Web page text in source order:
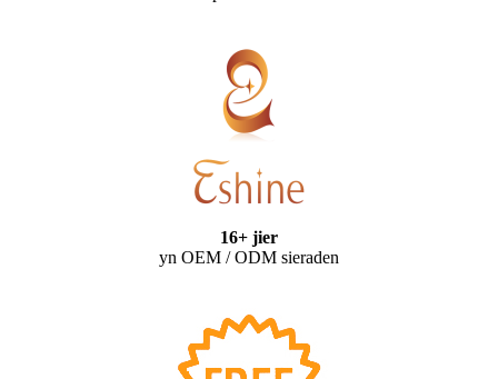
16+ jier
yn OEM / ODM sieraden